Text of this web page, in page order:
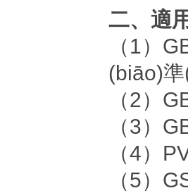
二、適
（1）
(biāo)
（2）
（3）
（4）
（5）